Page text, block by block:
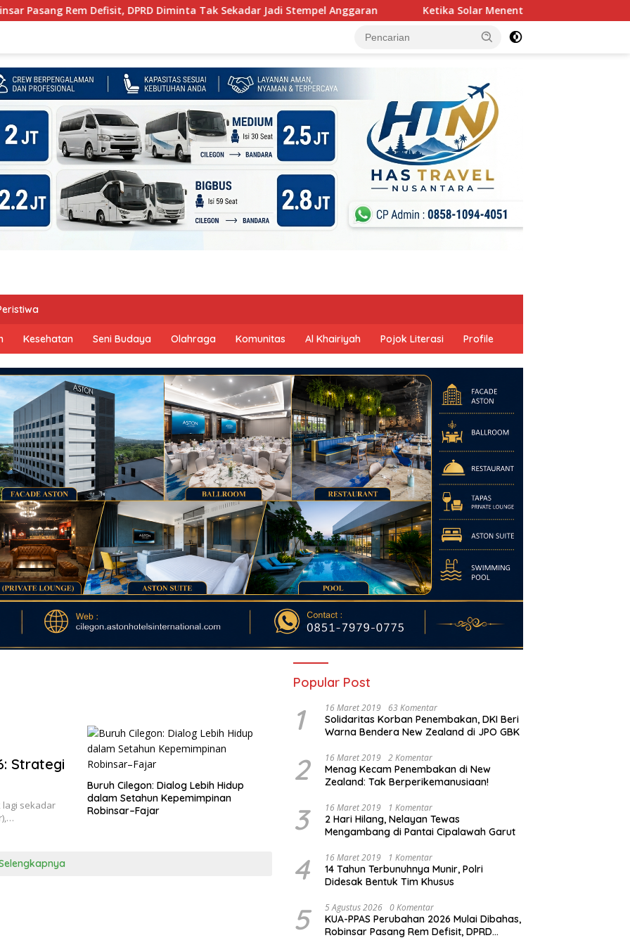
Defisit, DPRD Diminta Tak Sekadar Jadi Stempel Anggaran Ketika Solar Menentukan Arah Pelabuhan: Membaca
Kesehatan Seni Budaya Olahraga Komunitas Al Khairiyah Pojok Literasi Profile
Strategi
lagi sekadar
Buruh Cilegon: Dialog Lebih Hidup
dalam Setahun Kepemimpinan
Robinsar–Fajar
Popular Post
1 16 Maret 2019 63 Komentar
Solidaritas Korban Penembakan, DKI Beri
Warna Bendera New Zealand di JPO GBK
2 16 Maret 2019 2 Komentar
Menag Kecam Penembakan di New
Zealand: Tak Berperikemanusiaan!
3 16 Maret 2019 1 Komentar
2 Hari Hilang, Nelayan Tewas
Mengambang di Pantai Cipalawah Garut
4 16 Maret 2019 1 Komentar
14 Tahun Terbunuhnya Munir, Polri
Didesak Bentuk Tim Khusus
5 5 Agustus 2026 0 Komentar
KUA-PPAS Perubahan 2026 Mulai Dibahas,
Robinsar Pasang Rem Defisit, DPRD